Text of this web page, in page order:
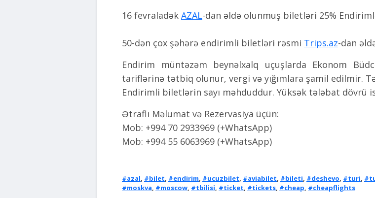
16 fevraladək AZAL-dan əldə olunmuş biletləri 25%
50-dən çox şəhərə endirimli biletləri rəsmi Trips.az-dan
Endirim müntəzəm beynəlxalq uçuşlarda Ekonom
tariflərinə tətbiq olunur, vergi və yığımlara şamil edilmir.
Endirimli biletlərin sayı məhduddur. Yüksək tələbat dövrü
Ətraflı Məlumat və Rezervasiya üçün:
Mob: +994 70 2933969 (+WhatsApp)
Mob: +994 55 6063969 (+WhatsApp)
#azal #bilet #endirim #ucuzbilet #aviabilet #bileti #deshevo #turi
#moskva #moscow #tbilisi #ticket #tickets #cheap #cheapflights